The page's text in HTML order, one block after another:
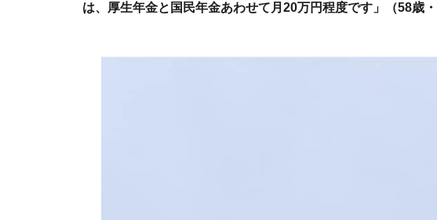
は、厚生年金と国民年金あわせて月20万円程度です」（58歳・